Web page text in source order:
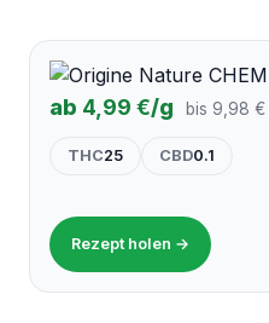
ab 4,99 €/g bis 9,98 €
THC25 CBD0.1
Rezept holen →